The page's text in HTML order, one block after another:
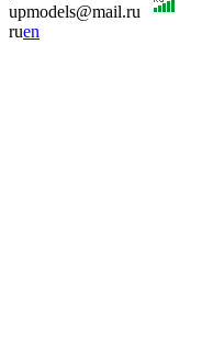
upmodels@mail.ru
ruen